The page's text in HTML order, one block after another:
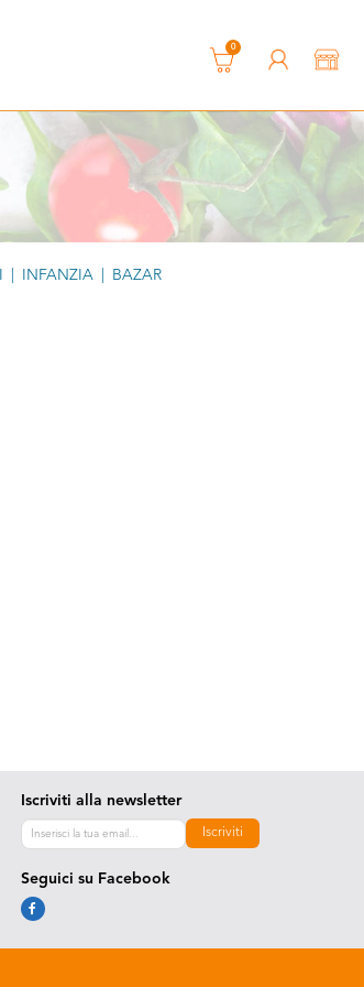
0
INFANZIA BAZAR
Iscriviti alla newsletter
Iscriviti
Seguici su Facebook